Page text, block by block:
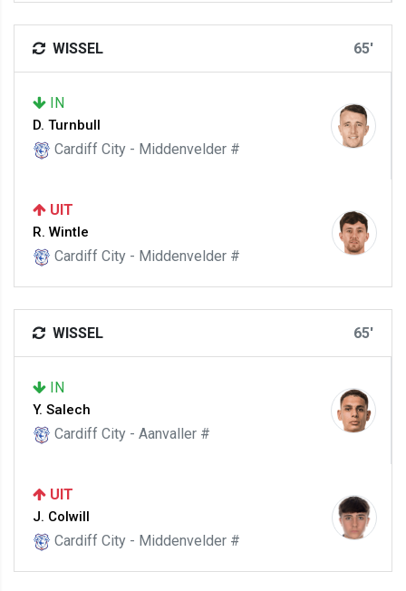
WISSEL 65'
IN
D. Turnbull
Cardiff City - Middenvelder #
UIT
R. Wintle
Cardiff City - Middenvelder #
WISSEL 65'
IN
Y. Salech
Cardiff City - Aanvaller #
UIT
J. Colwill
Cardiff City - Middenvelder #